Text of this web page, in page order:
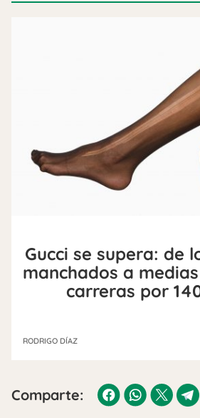
Gucci se supera: de
manchados a
carreras por
RODRIGO DÍAZ
Comparte: